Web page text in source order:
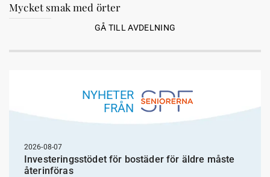
Mycket smak med örter
GÅ TILL AVDELNING
NYHETER
FRÅN
2026-08-07
Investeringsstödet för bostäder för äldre måste
återinföras